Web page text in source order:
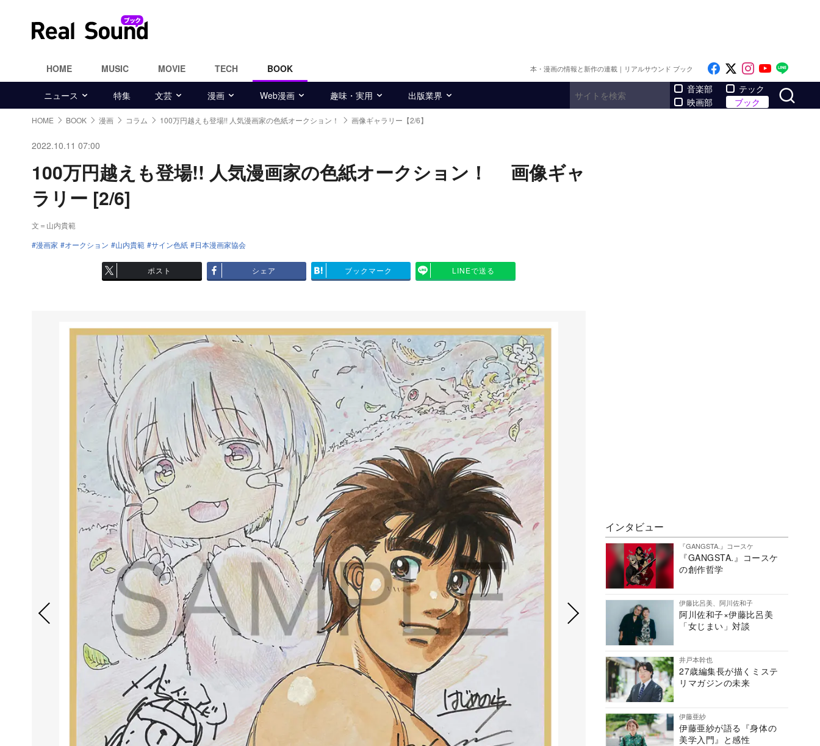
HOME MUSIC MOVIE TECH BOOK 本・漫画の情報と新作の連載｜リアルサウンド ブック Like on Facebook
Follow on x
Follow on
Follow
ニュース 特集 文芸 漫画 Web漫画 趣味・実用 出版業界
音楽部
映画部
テック
ブック
HOME BOOK 漫画 コラム 100万円越えも登場!! 人気漫画家の色紙オークション！ 画像ギャラリー【2/6】
2022.10.11 07:00
100万円越えも登場!! 人気漫画家の色紙オークション！ 画像ギャ
ラリー [2/6]
文＝山内貴範
漫画家
オークション 山内貴範 サイン色紙 日本漫画家協会
ポスト シェア ブックマーク LINEで送る
インタビュー
『GANGSTA.』コースケ
『GANGSTA.』コースケ
の創作哲学
伊藤比呂美、阿川佐和子
阿川佐和子×伊藤比呂美
「女じまい」対談
井戸本幹也
27歳編集長が描くミステ
リマガジンの未来
伊藤亜紗
伊藤亜紗が語る『身体の
美学入門』と感性